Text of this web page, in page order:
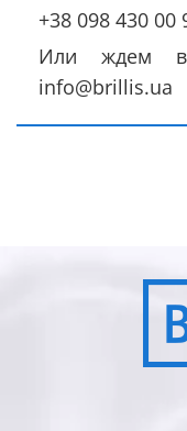
+38 098 430 00
Или ждем
info@brillis.ua